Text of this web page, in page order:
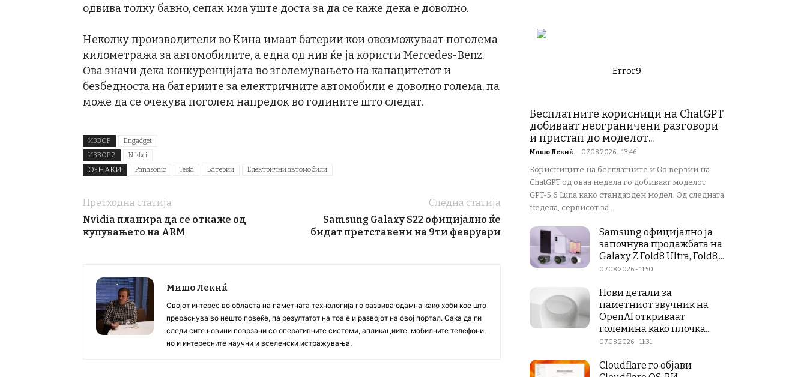
одвива толку бавно, сепак има уште доста за да се каже дека е доволно.
Неколку производители во Кина имаат батерии кои овозможуваат поголема
километража за автомобилите, а една од нив ќе ја користи Mercedes-Benz.
Ова значи дека конкуренцијата во зголемувањето на капацитетот и
безбедноста на батериите за електричните автомобили е доволно голема, па
може да се очекува поголем напредок во годините што следат.
ИЗВОР
Engadget
ИЗВОР 2
Nikkei
ОЗНАКИ Panasonic Tesla Батерии Електрични автомобили
Претходна статија
Nvidia планира да се откаже од
купувањето на ARM
Следна статија
Samsung Galaxy S22 официјално ќе
бидат претставени на 9ти февруари
Мишо Лекиќ
Својот интерес во областа на паметната технологија го развива одамна како хоби кое што
прераснува во нешто повеќе, па резултатот на тоа е и развојот на овој портал. Сака да ги
следи сите новини поврзани со оперативните системи, апликациите, мобилните телефони,
но и интересните научни и вселенски истражувања.
Error9
Бесплатните корисници на ChatGPT
добиваат неограничени разговори
и пристап до моделот...
Мишо Лекиќ - 07.08.2026 - 13:46
Корисниците на бесплатните и Go верзии на
ChatGPT од оваа недела го добиваат моделот
GPT-5.6 Luna како стандарден модел. Од следната
недела, сервисот за...
Samsung официјално ја
започнува продажбата на
Galaxy Z Fold8 Ultra, Fold8,...
07.08.2026 - 11:50
Нови детали за
паметниот звучник на
OpenAI откриваат
големина како плочка...
07.08.2026 - 11:31
Cloudflare го објави